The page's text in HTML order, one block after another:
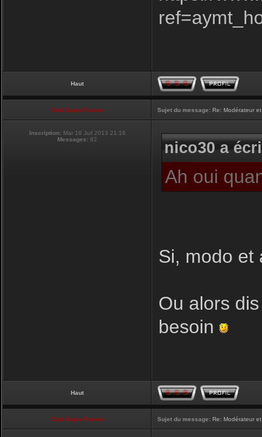
Haut
Club Supra France Sujet du message: Re: Modérateur
Inscription: Mar 16 Juil 2013 21:16
Messages: 82 nico30 a
Ah oui
Si, modo et
Ou alors
besoin
Haut
Club Supra France Sujet du message: Re: Modérateur